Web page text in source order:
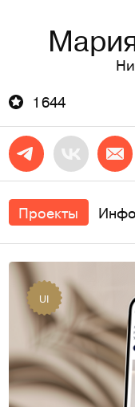
1 644
Проекты
UI